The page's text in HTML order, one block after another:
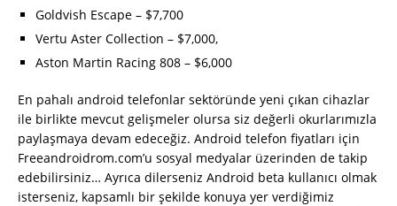
Goldvish Escape – $7,700
Vertu Aster Collection – $7,000,
Aston Martin Racing 808 – $6,000
En pahalı android telefonlar sektöründe yeni çıkan cihazlar
ile birlikte mevcut gelişmeler olursa siz değerli okurlarımızla
paylaşmaya devam edeceğiz. Android telefon fiyatları için
Freeandroidrom.com’u sosyal medyalar üzerinden de takip
edebilirsiniz… Ayrıca dilerseniz Android beta kullanıcı olmak
isterseniz, kapsamlı bir şekilde konuya yer verdiğimiz